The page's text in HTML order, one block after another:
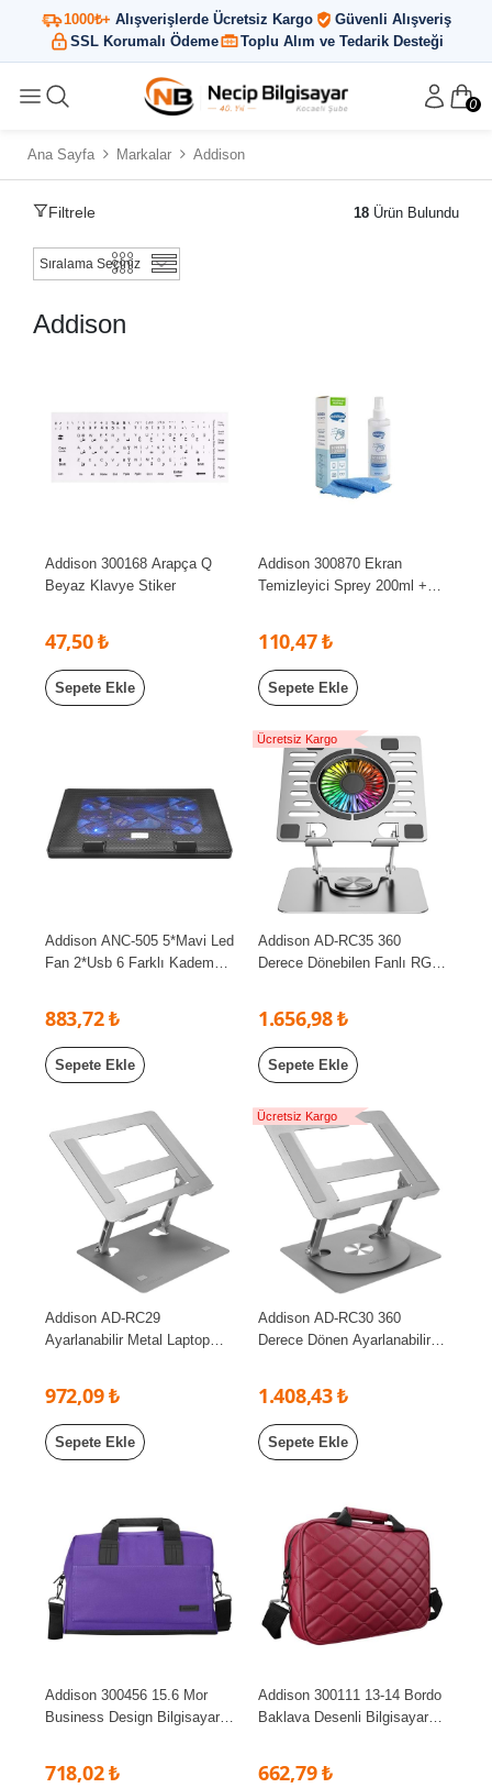
1000₺+ Alışverişlerde Ücretsiz Kargo
Güvenli Alışveriş
SSL Korumalı Ödeme
Toplu Alım ve Tedarik Desteği
0
Ana Sayfa Markalar Addison
Filtrele 18 Ürün Bulundu
Addison
Addison 300168 Arapça Q
Beyaz Klavye Stiker
47,50 ₺
Sepete Ekle
Addison 300870 Ekran
Temizleyici Sprey 200ml +
110,47 ₺
Sepete Ekle
Addison ANC-505 5*Mavi Led
Fan 2*Usb 6 Farklı Kademe
883,72 ₺
Sepete Ekle
Ücretsiz Kargo
Addison AD-RC35 360
Derece Dönebilen Fanlı RGB
1.656,98 ₺
Sepete Ekle
Addison AD-RC29
Ayarlanabilir Metal Laptop
972,09 ₺
Sepete Ekle
Ücretsiz Kargo
Addison AD-RC30 360
Derece Dönen Ayarlanabilir
1.408,43 ₺
Sepete Ekle
Addison 300456 15.6 Mor
Business Design Bilgisayar
718,02 ₺
Addison 300111 13-14 Bordo
Baklava Desenli Bilgisayar
662,79 ₺